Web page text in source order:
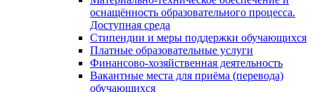
оснащённость образовательного процесса.
Доступная среда
Стипендии и меры поддержки обучающихся
Платные образовательные услуги
Финансово-хозяйственная деятельность
Вакантные места для приёма (перевода)
обучающихся